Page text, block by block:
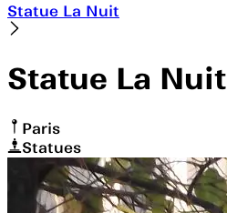
Statue La Nuit
Statue La Nuit
Paris
Statues